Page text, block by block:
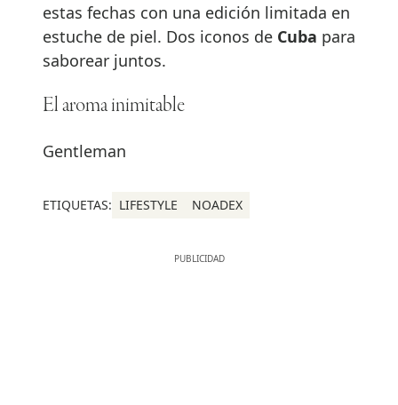
estas fechas con una edición limitada en
estuche de piel. Dos iconos de Cuba para
saborear juntos.
El aroma inimitable
Gentleman
ETIQUETAS: LIFESTYLE NOADEX